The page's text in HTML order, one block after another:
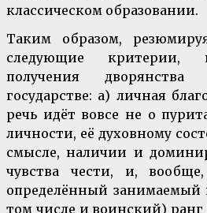
классическом образовании.
Таким образом,
следующие критерии,
получения
государстве: а) личная
речь идёт вовсе не о
личности, её духовному
смысле, наличии и
чувства чести, и,
определённый занимаемый
том числе и воинский) ранг